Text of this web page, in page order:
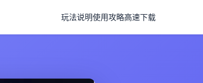
玩法说明使用攻略高速下载